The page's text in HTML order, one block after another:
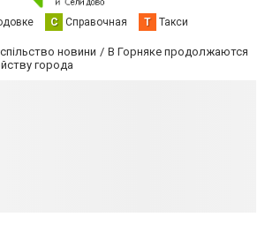
С Справочная Т Такси
новини
В Горняке продолжаются
города